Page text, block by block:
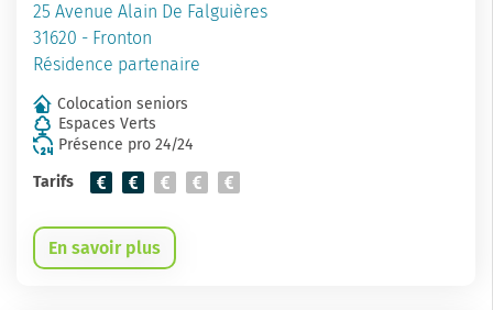
25 Avenue Alain De Falguières
31620 - Fronton
Résidence partenaire
Colocation seniors
Espaces Verts
Présence pro 24/24
Tarifs
En savoir plus